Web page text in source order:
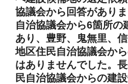
協議会から回答があり
自治協議会から6箇所の
あり、豊野、鬼無里、
地区住民自治協議会か
はありませんでした。
民自治協議会からの建